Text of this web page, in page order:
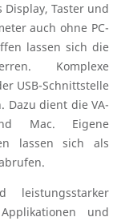
Display, Taster und
auch ohne PC-
lassen sich die
Komplexe
USB-Schnittstelle
Dazu dient die VA-
Mac. Eigene
lassen sich als
und